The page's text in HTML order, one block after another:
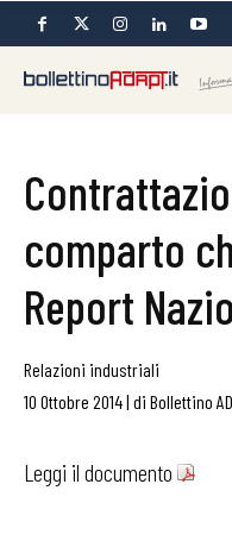
comparto
Report
Relazioni industriali
10 Ottobre 2014| di Bollettino
Leggi il documento